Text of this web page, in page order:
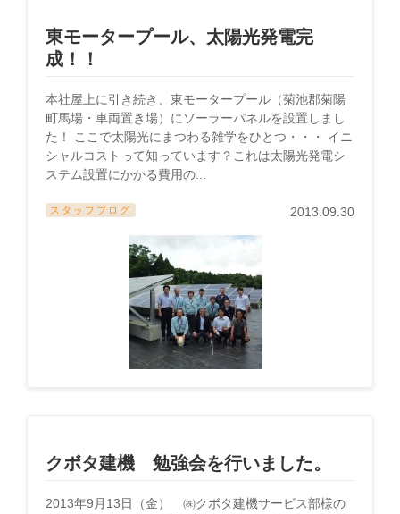
東モータープール、太陽光発電完
成！！
本社屋上に引き続き、東モータープール（菊池郡菊陽
町馬場・車両置き場）にソーラーパネルを設置しまし
た！ ここで太陽光にまつわる雑学をひとつ・・・ イニ
シャルコストって知っています？これは太陽光発電シ
ステム設置にかかる費用の...
スタッフブログ 2013.09.30
クボタ建機 勉強会を行いました。
2013年9月13日（金） ㈱クボタ建機サービス部様の